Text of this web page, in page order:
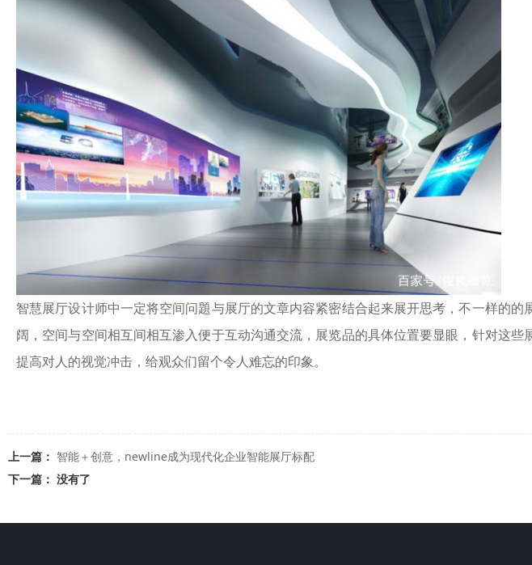
智慧展厅设计师中一定将空间问題与展厅的文章内容紧密结合起来展开思考，不一样的
阔，空间与空间相互间相互渗入便于互动沟通交流，展览品的具体位置要显眼，针对这
提高对人的视觉冲击，给观众们留个令人难忘的印象。
上一篇： 智能＋创意，newline成为现代化企业智能展厅标配
下一篇： 没有了